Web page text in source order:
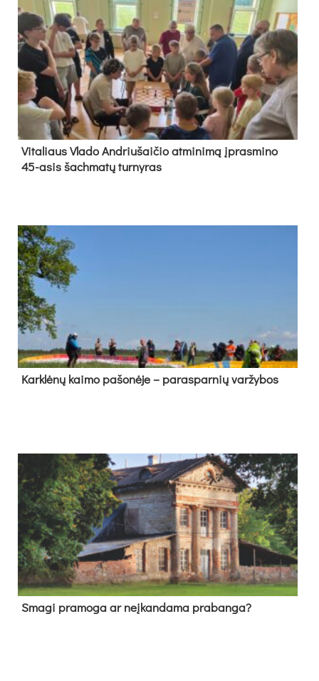
Vi­ta­liaus Vla­do And­riu­šai­čio at­mi­ni­mą įpras­mi­no
45-asis šach­ma­tų tur­ny­ras
Kark­lė­nų kai­mo pa­šo­nė­je – pa­ras­par­nių var­žy­bos
Sma­gi pra­mo­ga ar neį­kan­da­ma pra­ban­ga?